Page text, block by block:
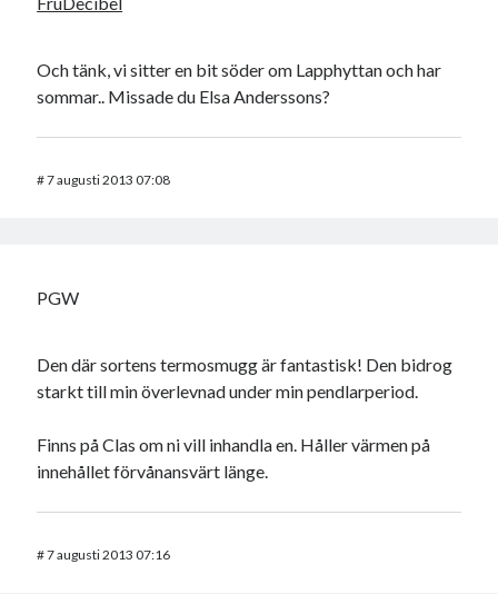
Och tänk, vi sitter en bit söder om Lapphyttan och har
sommar.. Missade du Elsa Anderssons?
#7 augusti 2013 07:08
PGW
Den där sortens termosmugg är fantastisk! Den bidrog
starkt till min överlevnad under min pendlarperiod.
Finns på Clas om ni vill inhandla en. Håller värmen på
innehållet förvånansvärt länge.
#7 augusti 2013 07:16